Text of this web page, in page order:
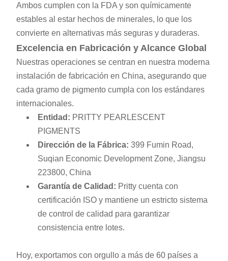
Ambos cumplen con la FDA y son químicamente
estables al estar hechos de minerales, lo que los
convierte en alternativas más seguras y duraderas.
Excelencia en Fabricación y Alcance Global
Nuestras operaciones se centran en nuestra moderna
instalación de fabricación en China, asegurando que
cada gramo de pigmento cumpla con los estándares
internacionales.
Entidad: PRITTY PEARLESCENT
PIGMENTS
Dirección de la Fábrica:399 Fumin Road,
Suqian Economic Development Zone, Jiangsu
223800, China
Garantía de Calidad: Pritty cuenta con
certificación ISO y mantiene un estricto sistema
de control de calidad para garantizar
consistencia entre lotes.
Hoy, exportamos con orgullo a más de 60 países a